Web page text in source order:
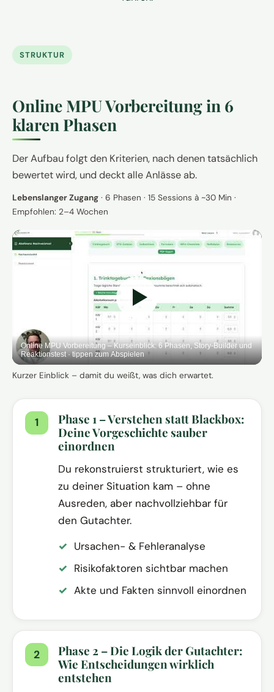
STRUKTUR
Online MPU Vorbereitung in 6
klaren Phasen
Der Aufbau folgt den Kriterien, nach denen tatsächlich
bewertet wird, und deckt alle Anlässe ab.
Lebenslanger Zugang · 6 Phasen · 15 Sessions à ~30 Min ·
Empfohlen: 2–4 Wochen
Online MPU Vorbereitung – Kurseinblick: 6 Phasen, Story-Builder und
Reaktionstest · tippen zum Abspielen
Kurzer Einblick – damit du weißt, was dich erwartet.
Phase 1 – Verstehen statt Blackbox:
Deine Vorgeschichte sauber
einordnen
Du rekonstruierst strukturiert, wie es
zu deiner Situation kam – ohne
Ausreden, aber nachvollziehbar für
den Gutachter.
Ursachen- & Fehleranalyse
Risikofaktoren sichtbar machen
Akte und Fakten sinnvoll einordnen
Phase 2 – Die Logik der Gutachter:
Wie Entscheidungen wirklich
entstehen